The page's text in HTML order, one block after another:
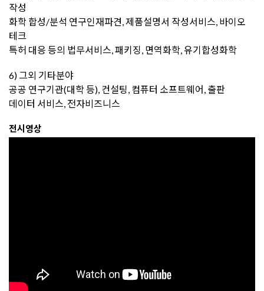
작성
화학 합성/분석 연구인재파견, 제품설명서 작성서비스, 바이오
테크
특허 대응 등의 법무서비스, 패키징, 면역화학, 유기합성화학
6) 그외 기타분야
공공 연구기관(대학 등), 컨설팅, 컴퓨터 소프트웨어, 출판
데이터 서비스, 전자비즈니스
전시영상